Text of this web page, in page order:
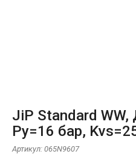
JiP Standard
Ру=16 бар,
Артикул: 065N9607